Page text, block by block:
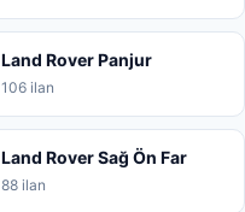
Land Rover Panjur
106 ilan
Land Rover Sağ Ön Far
88 ilan